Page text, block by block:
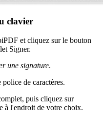
clavier
et cliquez sur le bouton
Signer.
une signature.
police de caractères.
puis cliquez sur
à l'endroit de votre choix.